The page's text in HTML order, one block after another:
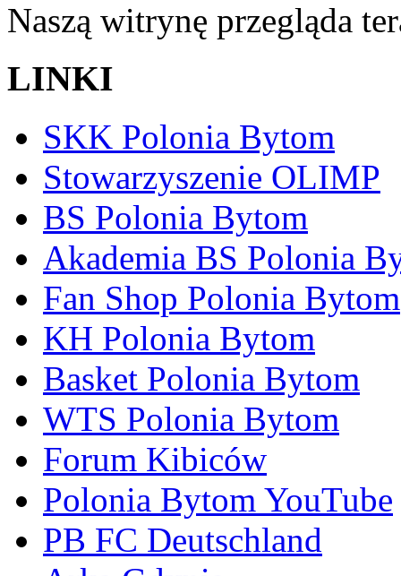
Naszą witrynę przegląda
LINKI
SKK Polonia Bytom
Stowarzyszenie OLIMP
BS Polonia Bytom
Akademia BS Polonia
Fan Shop Polonia Bytom
KH Polonia Bytom
Basket Polonia Bytom
WTS Polonia Bytom
Forum Kibiców
Polonia Bytom YouTube
PB FC Deutschland